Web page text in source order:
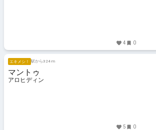
4 0
エキメシ！ 駅から324 m
マントゥ
アロヒディン
5 0